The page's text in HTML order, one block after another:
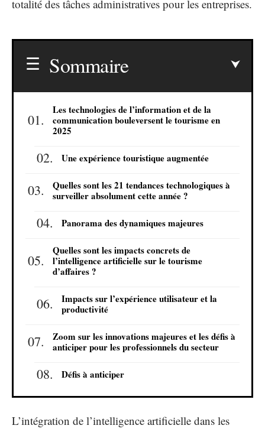
totalité des tâches administratives pour les entreprises.
Sommaire
Les technologies de l’information et de la
communication bouleversent le tourisme en
2025
Une expérience touristique augmentée
Quelles sont les 21 tendances technologiques à
surveiller absolument cette année ?
Panorama des dynamiques majeures
Quelles sont les impacts concrets de
l’intelligence artificielle sur le tourisme
d’affaires ?
Impacts sur l’expérience utilisateur et la
productivité
Zoom sur les innovations majeures et les défis à
anticiper pour les professionnels du secteur
Défis à anticiper
L’intégration de l’intelligence artificielle dans les